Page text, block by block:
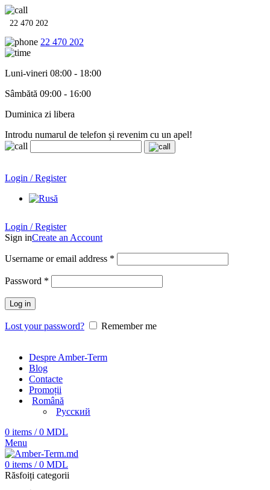
22 470 202
22 470 202
Luni-vineri 08:00 - 18:00
Sâmbătă 09:00 - 16:00
Duminica zi libera
Introdu numarul de telefon și revenim cu un apel!
Login / Register
Login / Register
Sign inCreate an Account
Username or email address *
Password *
Log in
Lost your password? Remember me
Despre Amber-Term
Blog
Contacte
Promoții
Română
Русский
0 items / 0 MDL
Menu
0 items / 0 MDL
Răsfoiți categorii